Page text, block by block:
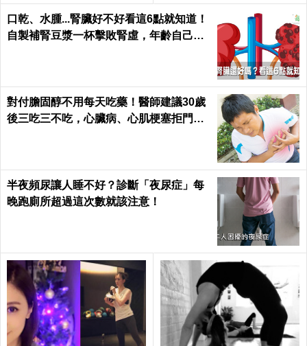
口乾、水腫...腎臟好不好看這6點就知道！
自製補腎豆漿一杯擊敗腎虛，年齡自己決
對付膽固醇不用每天吃藥！醫師建議30歲
後三吃三不吃，心臟病、心肌梗塞拒門外
半夜頻尿讓人睡不好？診斷「夜尿症」每
晚跑廁所超過這次數就該注意！